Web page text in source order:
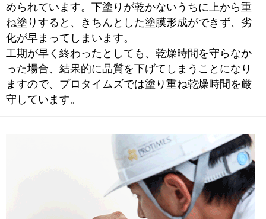
められています。下塗りが乾かないうちに上から重
ね塗りすると、きちんとした塗膜形成ができず、劣
化が早まってしまいます。
工期が早く終わったとしても、乾燥時間を守らなか
った場合、結果的に品質を下げてしまうことになり
ますので、プロタイムズでは塗り重ね乾燥時間を厳
守しています。